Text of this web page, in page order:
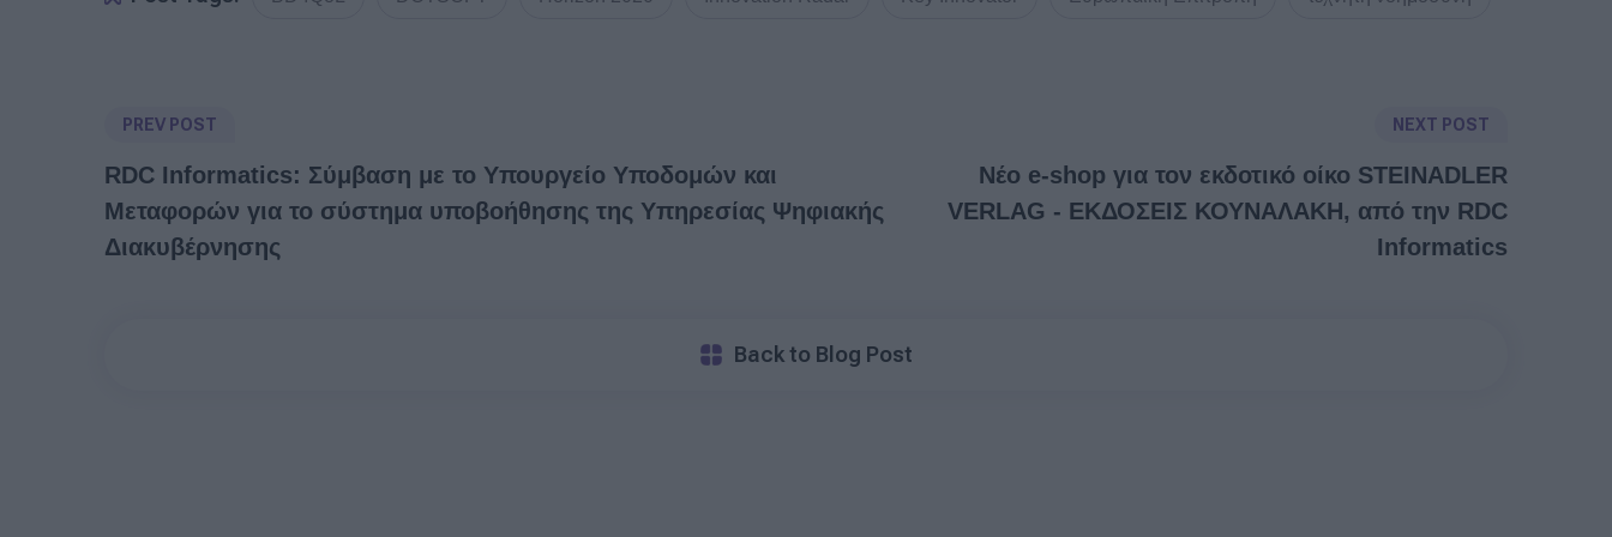
PREV POST
RDC Informatics: Σύμβαση με το Υπουργείο Υποδομών και
Μεταφορών για το σύστημα υποβοήθησης της Υπηρεσίας Ψηφιακής
Διακυβέρνησης
NEXT POST
Νέο e-shop για τον εκδοτικό οίκο STEINADLER
VERLAG - ΕΚΔΟΣΕΙΣ ΚΟΥΝΑΛΑΚΗ, από την RDC
Informatics
Back to Blog Post